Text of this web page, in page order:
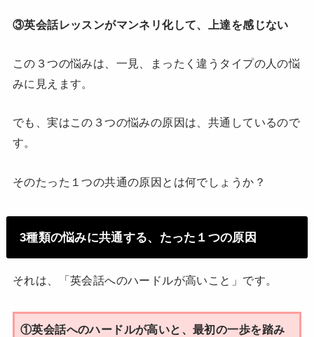
③英会話レッスンがマンネリ化して、上達を感じない
この３つの悩みは、一見、まったく違うタイプの人の悩
みに見えます。
でも、実はこの３つの悩みの原因は、共通しているので
す。
そのたった１つの共通の原因とは何でしょうか？
3種類の悩みに共通する、たった１つの原因
それは、「英会話へのハードルが高いこと」です。
①英会話へのハードルが高いと、最初の一歩を踏み